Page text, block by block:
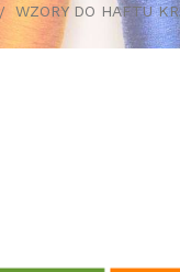
WZORY DO HAFTU